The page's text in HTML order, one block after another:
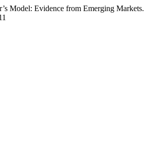
Model: Evidence from Emerging Markets.